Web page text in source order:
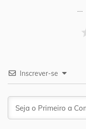
Inscrever-se